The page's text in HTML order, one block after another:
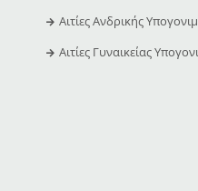
Αιτίες Ανδρικής
Αιτίες Γυναικείας